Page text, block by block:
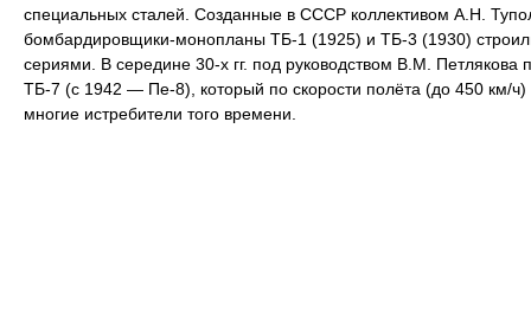
специальных сталей. Созданные в СССР коллективом А.Н.
бомбардировщики-монопланы ТБ-1 (1925) и ТБ-3 (1930)
сериями. В середине 30-х гг. под руководством В.М. Петлякова
ТБ-7 (с 1942 — Пе-8), который по скорости полёта (до 450 км/ч)
многие истребители того времени.